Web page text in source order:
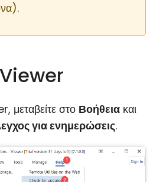
μεταβείτε στο Βοήθεια και
για ενημερώσεις.